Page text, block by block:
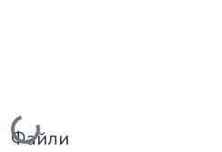
Вантажиться...
Файли